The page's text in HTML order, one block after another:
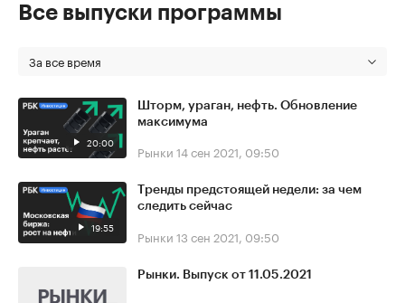
Все выпуски программы
За все время
20:00
Шторм, ураган, нефть. Обновление
максимума
Рынки 14 сен 2021, 09:50
19:55
Тренды предстоящей недели: за чем
следить сейчас
Рынки 13 сен 2021, 09:50
Рынки. Выпуск от 11.05.2021